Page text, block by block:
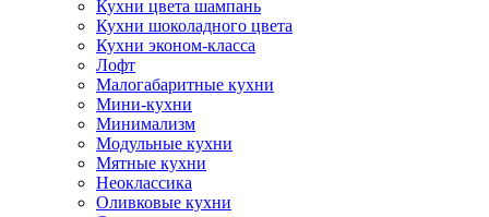
Кухни цвета шампань
Кухни шоколадного цвета
Кухни эконом-класса
Лофт
Малогабаритные кухни
Мини-кухни
Минимализм
Модульные кухни
Мятные кухни
Неоклассика
Оливковые кухни